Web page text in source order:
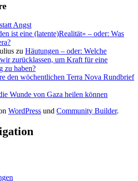
Angst
ist eine (latente)Realität» – oder: Was
zu Häutungen – oder: Welche
zurücklassen, um Kraft für eine
zu haben?
den wöchentlichen Terra Nova Rundbrief
Wunde von Gaza heilen können
WordPress und Community Builder.